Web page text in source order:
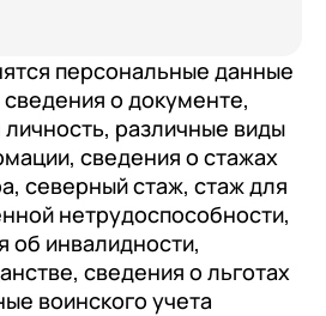
персональные данные
о документе,
различные виды
сведения о стажах
северный стаж, стаж для
нетрудоспособности,
об инвалидности,
сведения о льготах
воинского учета